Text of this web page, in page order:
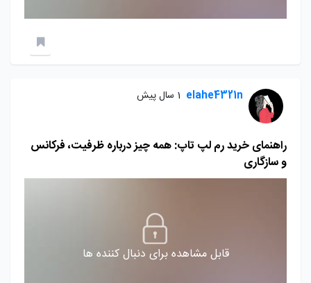
elahe4321n 1 سال پیش
راهنمای خرید رم لپ تاپ: همه چیز درباره ظرفیت، فرکانس
و سازگاری
قابل مشاهده برای دنبال کننده ها